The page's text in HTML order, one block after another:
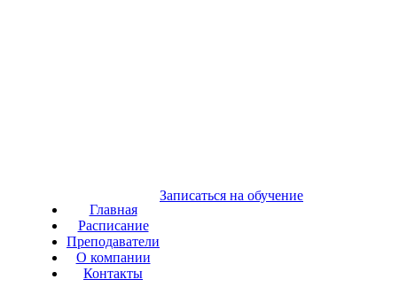
Главная
Расписание
Преподаватели
О компании
Контакты
Записаться на обучение